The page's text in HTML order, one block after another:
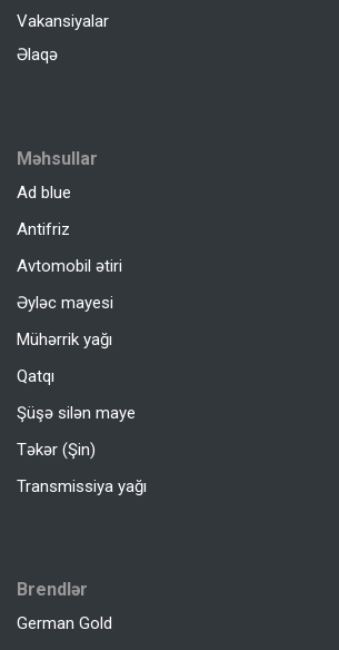
Vakansiyalar
Əlaqə
Məhsullar
Ad blue
Antifriz
Avtomobil ətiri
Əyləc mayesi
Mühərrik yağı
Qatqı
Şüşə silən maye
Təkər (Şin)
Transmissiya yağı
Brendlər
German Gold